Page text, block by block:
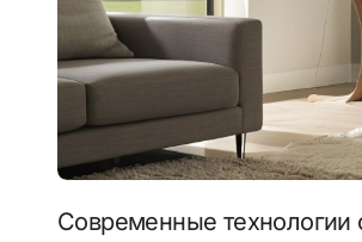
Современные технологии стремительно проникают в нашу повседневную жизнь,